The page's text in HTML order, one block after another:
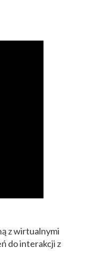
z wirtualnymi
do interakcji z